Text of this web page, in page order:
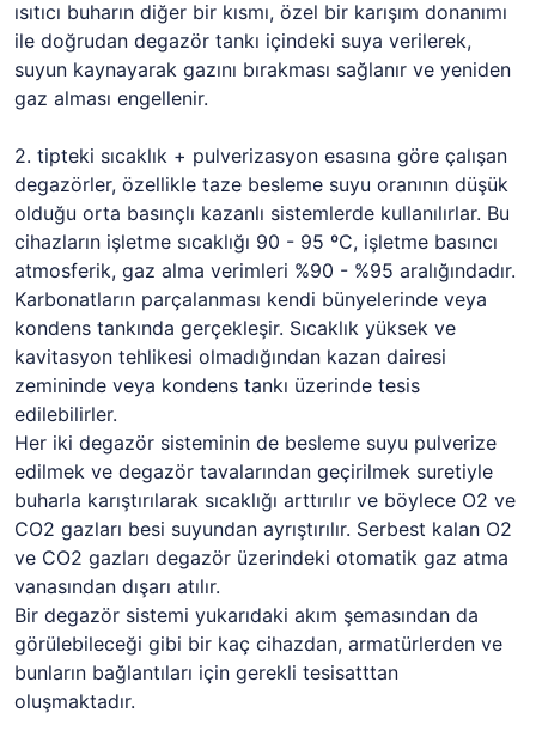
ısıtıcı buharın diğer bir kısmı, özel bir karışım donanımı
ile doğrudan degazör tankı içindeki suya verilerek,
suyun kaynayarak gazını bırakması sağlanır ve yeniden
gaz alması engellenir.
2. tipteki sıcaklık + pulverizasyon esasına göre çalışan
degazörler, özellikle taze besleme suyu oranının düşük
olduğu orta basınçlı kazanlı sistemlerde kullanılırlar. Bu
cihazların işletme sıcaklığı 90 - 95 ºC, işletme basıncı
atmosferik, gaz alma verimleri %90 - %95 aralığındadır.
Karbonatların parçalanması kendi bünyelerinde veya
kondens tankında gerçekleşir. Sıcaklık yüksek ve
kavitasyon tehlikesi olmadığından kazan dairesi
zemininde veya kondens tankı üzerinde tesis
edilebilirler.
Her iki degazör sisteminin de besleme suyu pulverize
edilmek ve degazör tavalarından geçirilmek suretiyle
buharla karıştırılarak sıcaklığı arttırılır ve böylece O2 ve
CO2 gazları besi suyundan ayrıştırılır. Serbest kalan O2
ve CO2 gazları degazör üzerindeki otomatik gaz atma
vanasından dışarı atılır.
Bir degazör sistemi yukarıdaki akım şemasından da
görülebileceği gibi bir kaç cihazdan, armatürlerden ve
bunların bağlantıları için gerekli tesisatttan
oluşmaktadır.